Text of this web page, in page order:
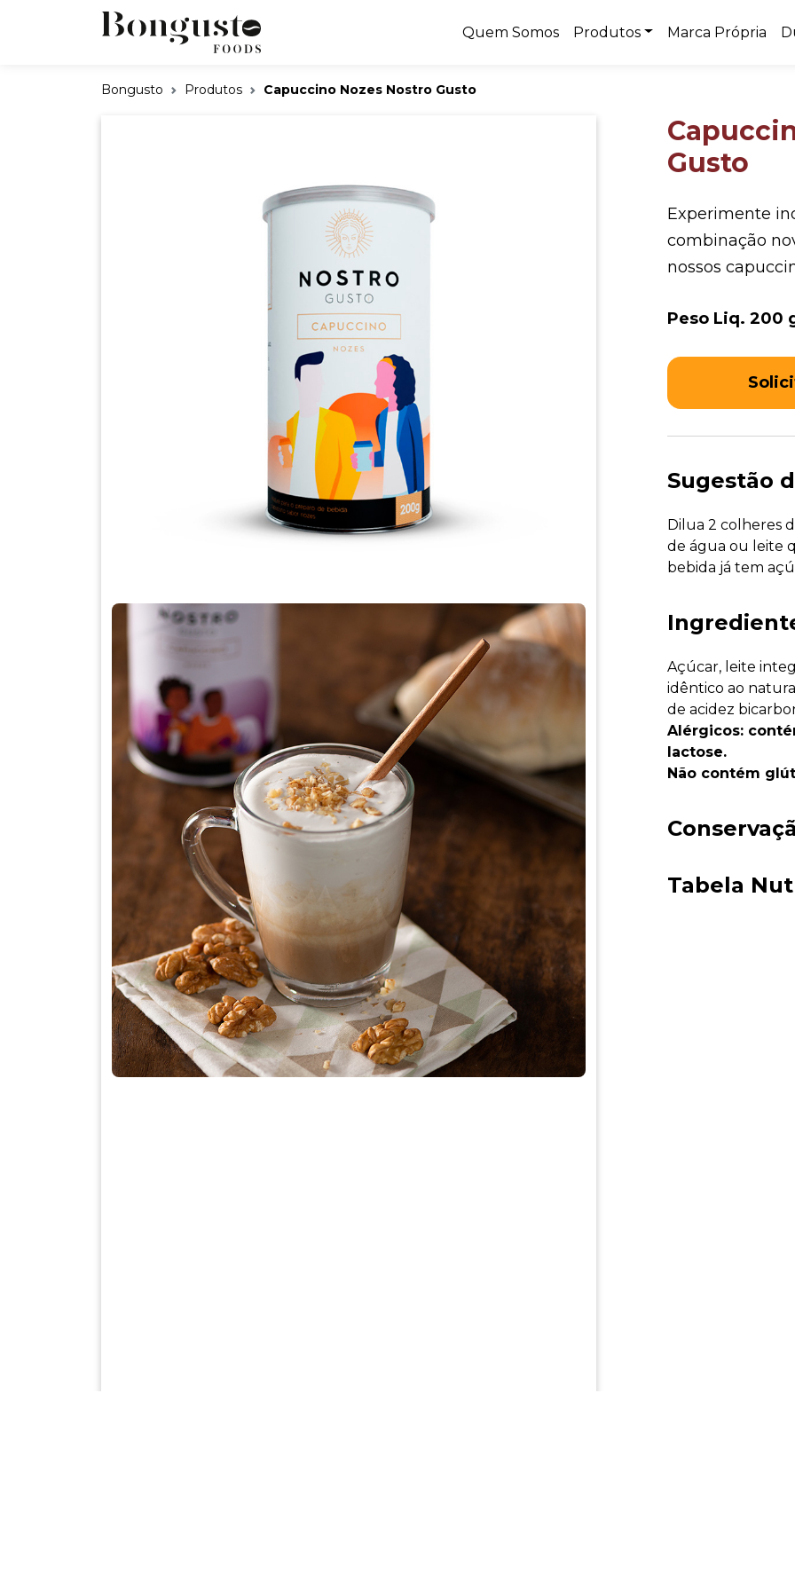
Quem Somos Produtos Marca Própria
Bongusto Produtos Capuccino Nozes Nostro Gusto
Gusto
Experimente
combinação
nossos
Peso Liq. 200
Sugestão
Dilua 2 colheres
de água ou leite
bebida já tem
Açúcar, leite
idêntico ao
de acidez
Alérgicos:
lactose.
Não contém
Tabela